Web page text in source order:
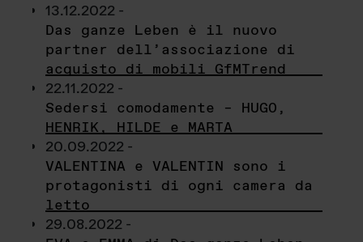
13.12.2022 -
Das ganze Leben è il nuovo
partner dell’associazione di
acquisto di mobili GfMTrend
22.11.2022 -
Sedersi comodamente – HUGO,
HENRIK, HILDE e MARTA
20.09.2022 -
VALENTINA e VALENTIN sono i
protagonisti di ogni camera da
letto
29.08.2022 -